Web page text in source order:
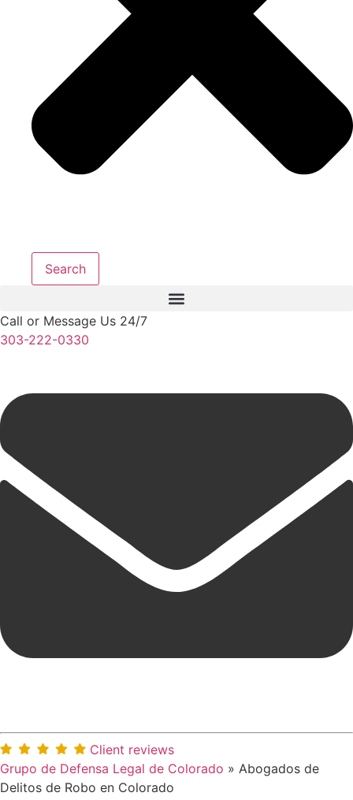
Search
Call or Message Us 24/7
303-222-0330
Client reviews
Grupo de Defensa Legal de Colorado » Abogados de
Delitos de Robo en Colorado